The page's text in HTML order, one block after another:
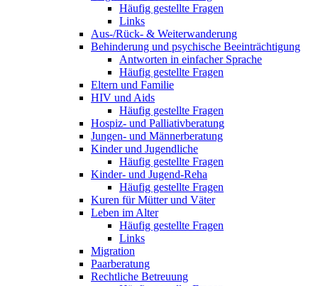
Häufig gestellte Fragen
Links
Aus-/Rück- & Weiterwanderung
Behinderung und psychische Beeinträchtigung
Antworten in einfacher Sprache
Häufig gestellte Fragen
Eltern und Familie
HIV und Aids
Häufig gestellte Fragen
Hospiz- und Palliativberatung
Jungen- und Männerberatung
Kinder und Jugendliche
Häufig gestellte Fragen
Kinder- und Jugend-Reha
Häufig gestellte Fragen
Kuren für Mütter und Väter
Leben im Alter
Häufig gestellte Fragen
Links
Migration
Paarberatung
Rechtliche Betreuung